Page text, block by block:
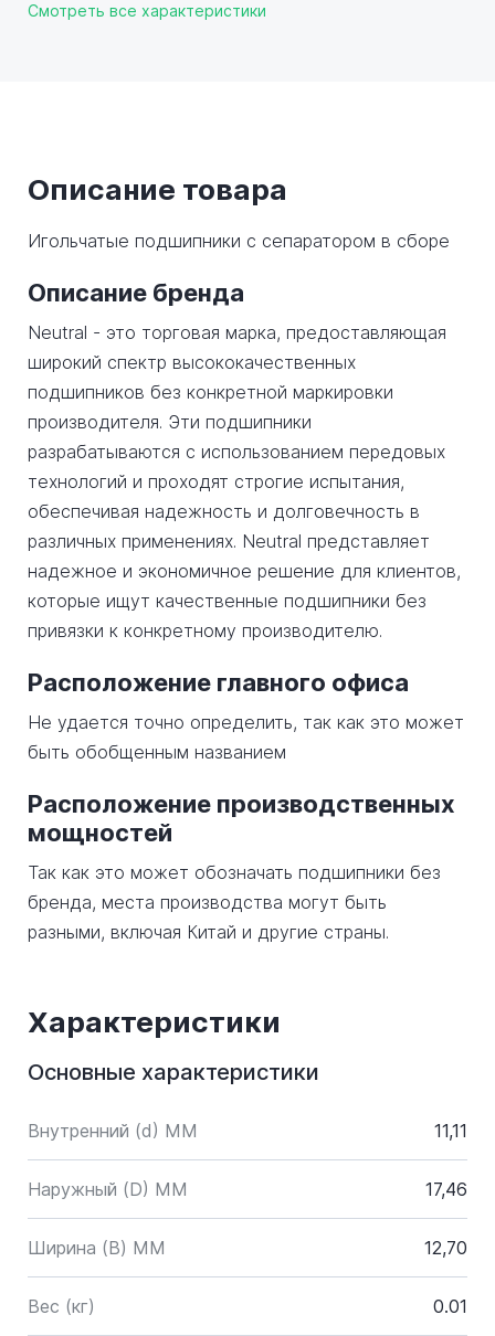
Смотреть все характеристики
Описание товара
Игольчатые подшипники с сепаратором в сборе
Описание бренда
Neutral - это торговая марка, предоставляющая
широкий спектр высококачественных
подшипников без конкретной маркировки
производителя. Эти подшипники
разрабатываются с использованием передовых
технологий и проходят строгие испытания,
обеспечивая надежность и долговечность в
различных применениях. Neutral представляет
надежное и экономичное решение для клиентов,
которые ищут качественные подшипники без
привязки к конкретному производителю.
Расположение главного офиса
Не удается точно определить, так как это может
быть обобщенным названием
Расположение производственных
мощностей
Так как это может обозначать подшипники без
бренда, места производства могут быть
разными, включая Китай и другие страны.
Характеристики
Основные характеристики
Внутренний (d) ММ 11,11
Наружный (D) ММ 17,46
Ширина (B) MM 12,70
Вес (кг) 0.01